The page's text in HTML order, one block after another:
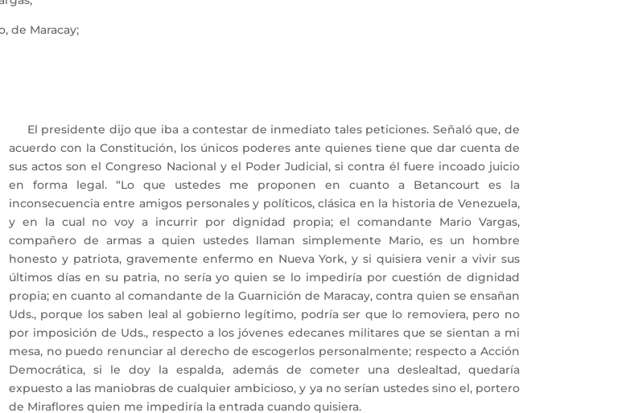
de Maracay;
El presidente dijo que iba a contestar de inmediato tales peticiones. Señaló que, de
acuerdo con la Constitución, los únicos poderes ante quienes tiene que dar cuenta de
sus actos son el Congreso Nacional y el Poder Judicial, si contra él fuere incoado juicio
en forma legal. “Lo que ustedes me proponen en cuanto a Betancourt es la
inconsecuencia entre amigos personales y políticos, clásica en la historia de Venezuela,
y en la cual no voy a incurrir por dignidad propia; el comandante Mario Vargas,
compañero de armas a quien ustedes llaman simplemente Mario, es un hombre
honesto y patriota, gravemente enfermo en Nueva York, y si quisiera venir a vivir sus
últimos días en su patria, no sería yo quien se lo impediría por cuestión de dignidad
propia; en cuanto al comandante de la Guarnición de Maracay, contra quien se ensañan
Uds., porque los saben leal al gobierno legítimo, podría ser que lo removiera, pero no
por imposición de Uds., respecto a los jóvenes edecanes militares que se sientan a mi
mesa, no puedo renunciar al derecho de escogerlos personalmente; respecto a Acción
Democrática, si le doy la espalda, además de cometer una deslealtad, quedaría
expuesto a las maniobras de cualquier ambicioso, y ya no serían ustedes sino el, portero
de Miraflores quien me impediría la entrada cuando quisiera.